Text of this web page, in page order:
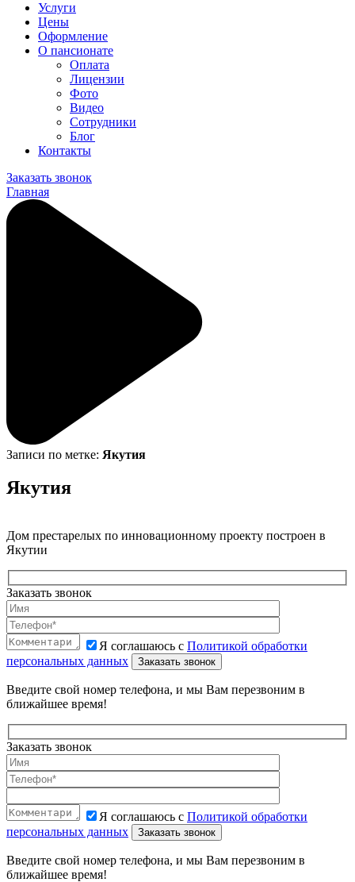
Услуги
Цены
Оформление
О пансионате
Оплата
Лицензии
Фото
Видео
Сотрудники
Блог
Контакты
Заказать звонок
Главная
Записи по метке: Якутия
Якутия
Дом престарелых по инновационному проекту построен в
Якутии
Заказать звонок
Я соглашаюсь с Политикой обработки
персональных данных
Введите свой номер телефона, и мы Вам перезвоним в
ближайшее время!
Заказать звонок
Я соглашаюсь с Политикой обработки
персональных данных
Введите свой номер телефона, и мы Вам перезвоним в
ближайшее время!